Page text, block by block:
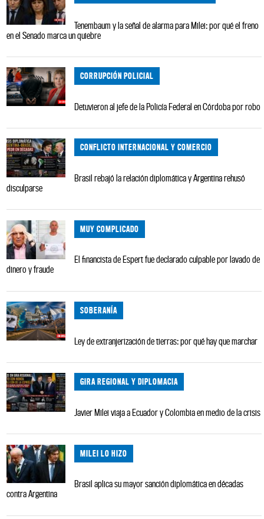
Tenembaum y la señal de alarma para Milei: por qué el freno
en el Senado marca un quiebre
CORRUPCIÓN POLICIAL
Detuvieron al jefe de la Policía Federal en Córdoba por robo
CONFLICTO INTERNACIONAL Y COMERCIO
Brasil rebajó la relación diplomática y Argentina rehusó
disculparse
MUY COMPLICADO
El financista de Espert fue declarado culpable por lavado de
dinero y fraude
SOBERANÍA
Ley de extranjerización de tierras: por qué hay que marchar
GIRA REGIONAL Y DIPLOMACIA
Javier Milei viaja a Ecuador y Colombia en medio de la crisis
MILEI LO HIZO
Brasil aplica su mayor sanción diplomática en décadas
contra Argentina